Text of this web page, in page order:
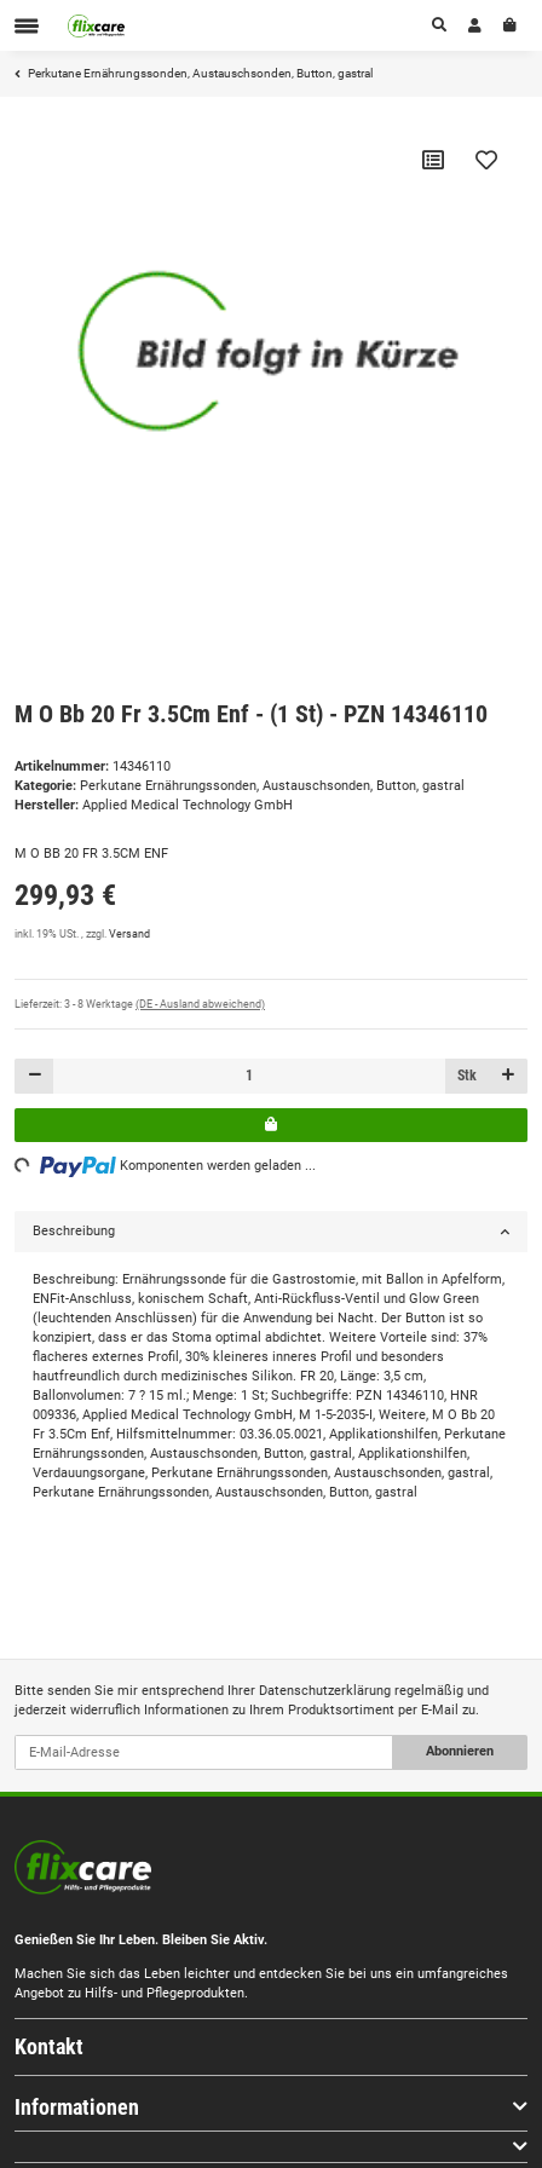
Perkutane Ernährungssonden, Austauschsonden, Button, gastral
M O Bb 20 Fr 3.5Cm Enf - (1 St) - PZN 14346110
Artikelnummer: 14346110
Kategorie: Perkutane Ernährungssonden, Austauschsonden, Button, gastral
Hersteller: Applied Medical Technology GmbH
M O BB 20 FR 3.5CM ENF
299,93 €
inkl. 19% USt. , zzgl. Versand
Lieferzeit: 3 - 8 Werktage (DE - Ausland abweichend)
Stk
Komponenten werden geladen ...
Beschreibung
Beschreibung: Ernährungssonde für die Gastrostomie, mit Ballon in Apfelform,
ENFit-Anschluss, konischem Schaft, Anti-Rückfluss-Ventil und Glow Green
(leuchtenden Anschlüssen) für die Anwendung bei Nacht. Der Button ist so
konzipiert, dass er das Stoma optimal abdichtet. Weitere Vorteile sind: 37%
flacheres externes Profil, 30% kleineres inneres Profil und besonders
hautfreundlich durch medizinisches Silikon. FR 20, Länge: 3,5 cm,
Ballonvolumen: 7 ? 15 ml.; Menge: 1 St; Suchbegriffe: PZN 14346110, HNR
009336, Applied Medical Technology GmbH, M 1-5-2035-I, Weitere, M O Bb 20
Fr 3.5Cm Enf, Hilfsmittelnummer: 03.36.05.0021, Applikationshilfen, Perkutane
Ernährungssonden, Austauschsonden, Button, gastral, Applikationshilfen,
Verdauungsorgane, Perkutane Ernährungssonden, Austauschsonden, gastral,
Perkutane Ernährungssonden, Austauschsonden, Button, gastral
Bitte senden Sie mir entsprechend Ihrer Datenschutzerklärung regelmäßig und
jederzeit widerruflich Informationen zu Ihrem Produktsortiment per E-Mail zu.
Abonnieren
Genießen Sie Ihr Leben. Bleiben Sie Aktiv.
Machen Sie sich das Leben leichter und entdecken Sie bei uns ein umfangreiches
Angebot zu Hilfs- und Pflegeprodukten.
Kontakt
Informationen